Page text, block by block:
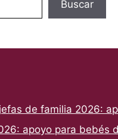
Buscar
de familia 2026:
apoyo para bebés